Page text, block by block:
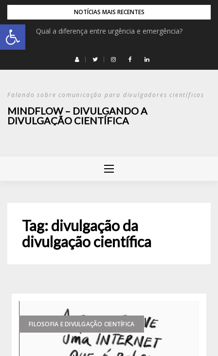
Abrir a barra de ferramentas
NOTÍCIAS MAIS RECENTES
Qual a diferença entre urgência e emergência?
Falando sobre comunicação para divulgadores científicos
MINDFLOW – DIVULGANDO A
DIVULGAÇÃO CIENTÍFICA
Tag:divulgação da
divulgação científica
FILOSOFIA E DIVULGAÇÃO CIENTÍFICA